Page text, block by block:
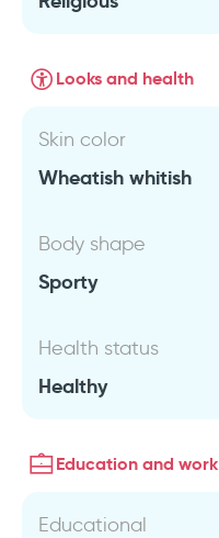
Looks and health
Skin color
Wheatish whitish
Body shape
Sporty
Health status
Healthy
Education and work
Educational